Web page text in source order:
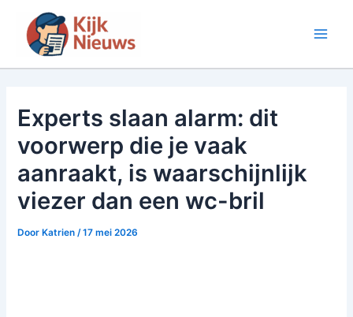
inhoud
Experts slaan alarm: dit
voorwerp die je vaak
aanraakt, is waarschijnlijk
viezer dan een wc-bril
Door Katrien/17 mei 2026